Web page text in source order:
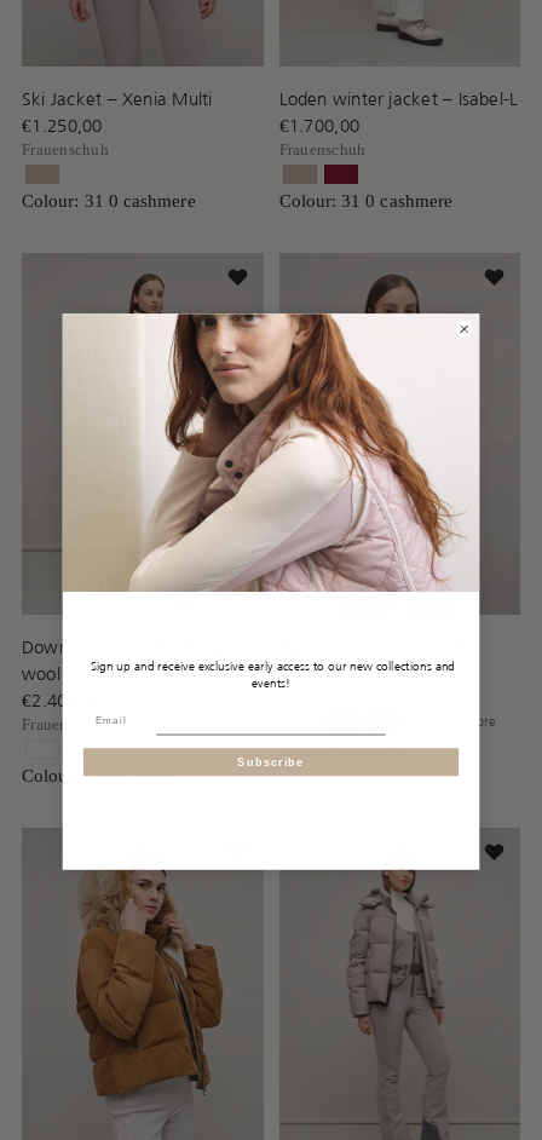
Ski Jacket – Xenia Multi
€1.250,00
Frauenschuh
Colour: 31 0 cashmere
Loden winter jacket – Isabel-L
€1.700,00
Frauenschuh
Colour: 31 0 cashmere
Down jacket made of merino
wool – Alpine-ME
€2.400,00
Frauenschuh
Colour: 2151 cream
€1.200,00
+2 more
Colour: 4:30 PM
Sign up and receive exclusive early access to our new collections and
events!
Subscribe